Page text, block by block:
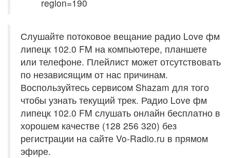
region=190
Слушайте потоковое вещание радио Love фм
липецк 102.0 FM на компьютере, планшете
или телефоне. Плейлист может отсутствовать
по независящим от нас причинам.
Воспользуйтесь сервисом Shazam для того
чтобы узнать текущий трек. Радио Love фм
липецк 102.0 FM слушать онлайн бесплатно в
хорошем качестве (128 256 320) без
регистрации на сайте Vo-Radio.ru в прямом
эфире.